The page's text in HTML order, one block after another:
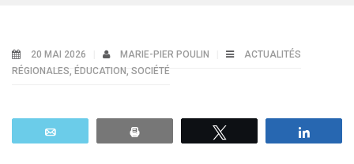
20 MAI 2026 MARIE-PIER POULIN
ACTUALITÉS
RÉGIONALES, ÉDUCATION, SOCIÉTÉ